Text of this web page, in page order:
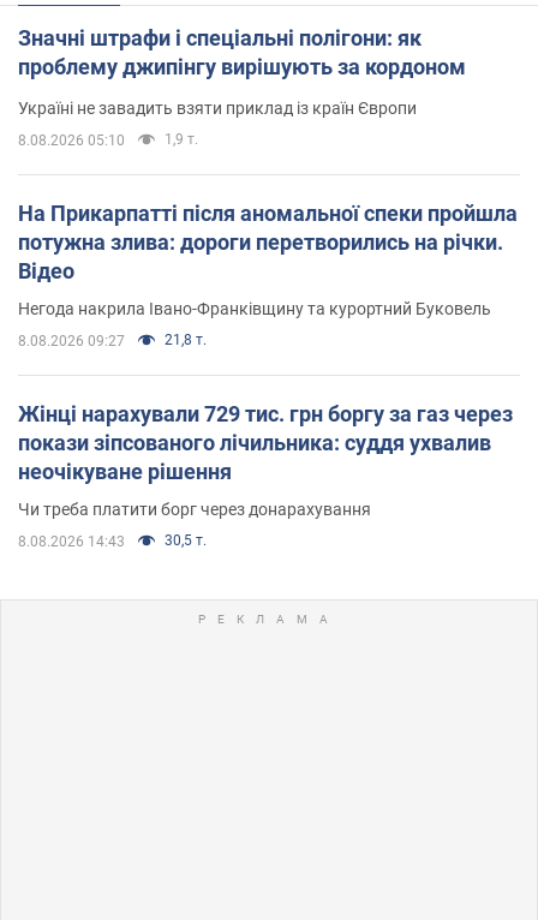
Значні штрафи і спеціальні полігони: як
проблему джипінгу вирішують за кордоном
Україні не завадить взяти приклад із країн Європи
8.08.2026 05:10 1,9 т.
На Прикарпатті після аномальної спеки пройшла
потужна злива: дороги перетворились на річки.
Відео
Негода накрила Івано-Франківщину та курортний Буковель
8.08.2026 09:27 21,8 т.
Жінці нарахували 729 тис. грн боргу за газ через
покази зіпсованого лічильника: суддя ухвалив
неочікуване рішення
Чи треба платити борг через донарахування
8.08.2026 14:43 30,5 т.